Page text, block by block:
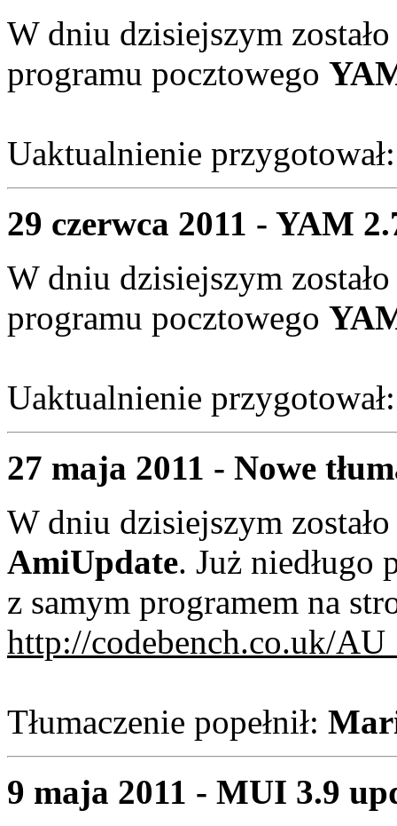
W dniu dzisiejszym
programu pocztowego
Uaktualnienie
29 czerwca 2011 - YAM
W dniu dzisiejszym
programu pocztowego
Uaktualnienie
27 maja 2011 - Nowe
W dniu dzisiejszym
AmiUpdate. Już niedługo
z samym programem na
http://codebench.co.uk/
Tłumaczenie popełnił:
9 maja 2011 - MUI 3.9